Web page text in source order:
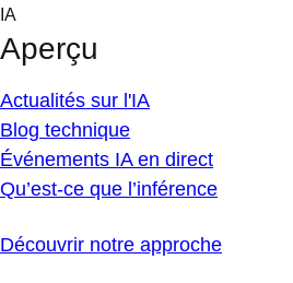
Skip
content
IA
Aperçu
Actualités sur l'IA
Blog technique
Événements IA en direct
Qu’est-ce que l’inférence
Découvrir notre approche